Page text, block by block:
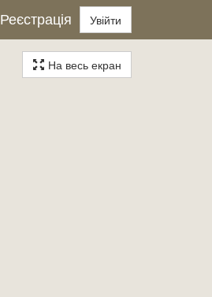
Реєстрація Увійти
На весь екран